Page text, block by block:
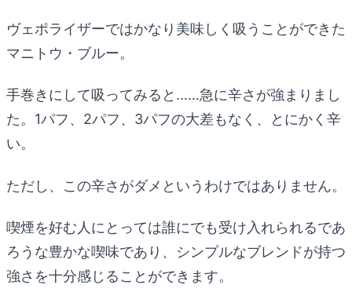
ヴェポライザーではかなり美味しく吸うことができた
マニトウ・ブルー。
手巻きにして吸ってみると……急に辛さが強まりまし
た。1パフ、2パフ、3パフの大差もなく、とにかく辛
い。
ただし、この辛さがダメというわけではありません。
喫煙を好む人にとっては誰にでも受け入れられるであ
ろうな豊かな喫味であり、シンプルなブレンドが持つ
強さを十分感じることができます。